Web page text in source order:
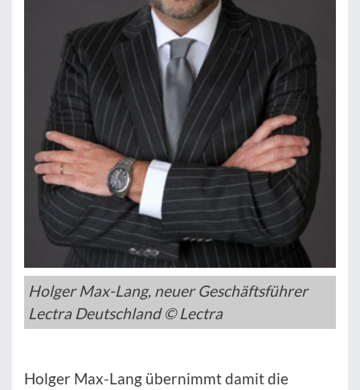
Holger Max-Lang, neuer Geschäftsführer
Lectra Deutschland © Lectra
Holger Max-Lang übernimmt damit die